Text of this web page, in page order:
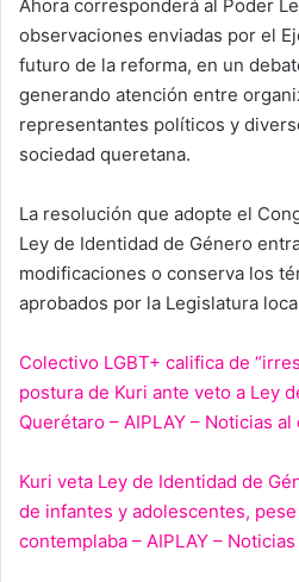
Ahora corresponderá al Poder
observaciones enviadas por el
futuro de la reforma, en un
generando atención entre
representantes políticos y
sociedad queretana.
La resolución que adopte el
Ley de Identidad de Género
modificaciones o conserva los
aprobados por la Legislatura
Colectivo LGBT+ califica de
postura de Kuri ante veto a Ley
Querétaro – AIPLAY – Noticias al
Kuri veta Ley de Identidad de
de infantes y adolescentes,
contemplaba – AIPLAY –